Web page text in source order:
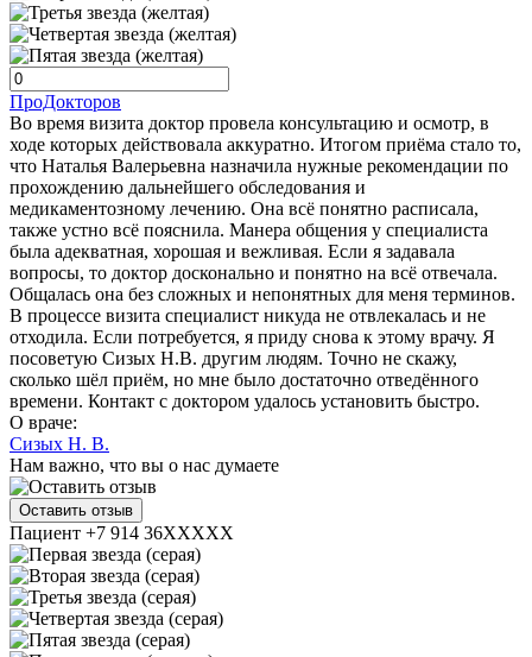
ПроДокторов
Во время визита доктор провела консультацию и осмотр, в
ходе которых действовала аккуратно. Итогом приёма стало то,
что Наталья Валерьевна назначила нужные рекомендации по
прохождению дальнейшего обследования и
медикаментозному лечению. Она всё понятно расписала,
также устно всё пояснила. Манера общения у специалиста
была адекватная, хорошая и вежливая. Если я задавала
вопросы, то доктор досконально и понятно на всё отвечала.
Общалась она без сложных и непонятных для меня терминов.
В процессе визита специалист никуда не отвлекалась и не
отходила. Если потребуется, я приду снова к этому врачу. Я
посоветую Сизых Н.В. другим людям. Точно не скажу,
сколько шёл приём, но мне было достаточно отведённого
времени. Контакт с доктором удалось установить быстро.
О враче:
Сизых Н. В.
Нам важно, что вы о нас думаете
Оставить отзыв
Пациент +7 914 36XXXXX